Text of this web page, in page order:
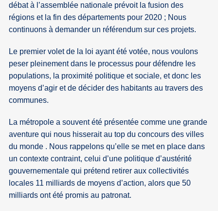
débat à l’assemblée nationale prévoit la fusion des
régions et la fin des départements pour 2020 ; Nous
continuons à demander un référendum sur ces projets.
Le premier volet de la loi ayant été votée, nous voulons
peser pleinement dans le processus pour défendre les
populations, la proximité politique et sociale, et donc les
moyens d’agir et de décider des habitants au travers des
communes.
La métropole a souvent été présentée comme une grande
aventure qui nous hisserait au top du concours des villes
du monde . Nous rappelons qu’elle se met en place dans
un contexte contraint, celui d’une politique d’austérité
gouvernementale qui prétend retirer aux collectivités
locales 11 milliards de moyens d’action, alors que 50
milliards ont été promis au patronat.